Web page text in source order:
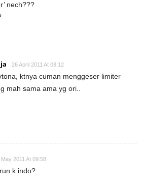
nech???
26 April 2011 At 08:12
ktnya cuman menggeser limiter
mah sama ama yg ori..
May 2011 At 09:58
k indo?